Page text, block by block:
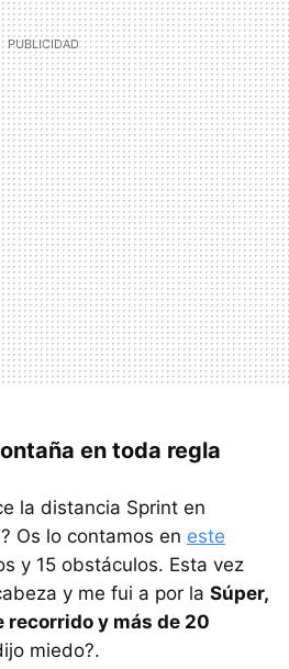
en toda regla
la distancia Sprint en
Os lo contamos en este
y 15 obstáculos. Esta vez
y me fui a por la Súper,
recorrido y más de 20
miedo?.